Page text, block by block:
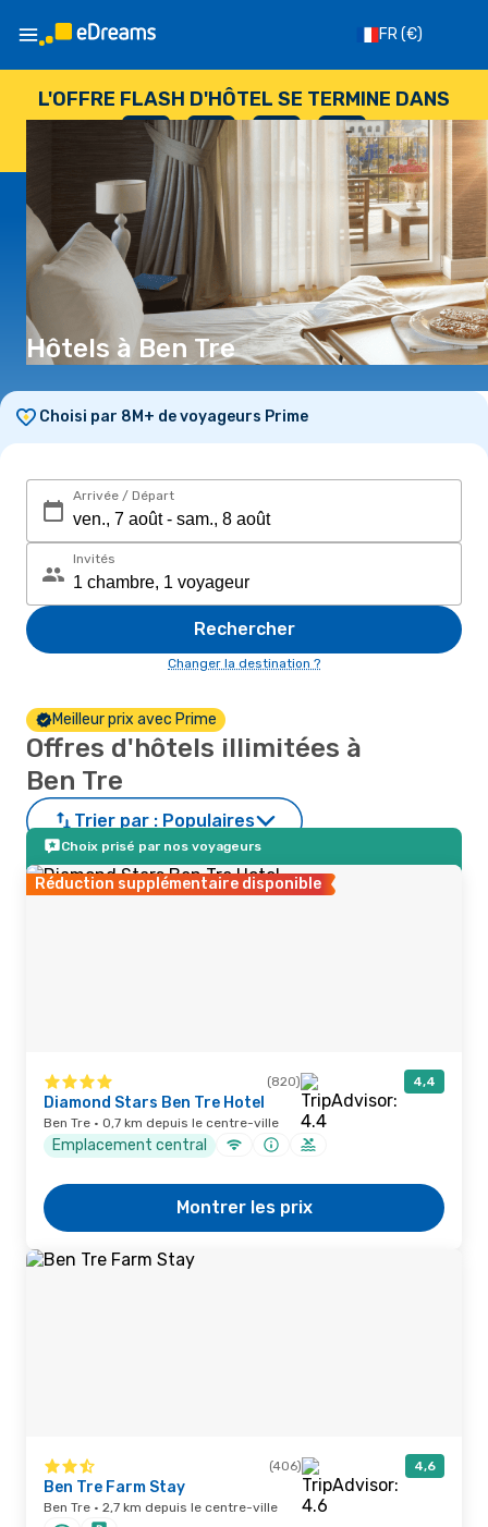
FR(€)
L'OFFRE FLASH D'HÔTEL SE TERMINE DANS
--
JOURS
: --
HEURES
: --
SECONDES
Hôtels à Ben Tre
Choisi par 8M+ de voyageurs Prime
Arrivée / Départ
Invités
Rechercher
Changer la destination ?
Meilleur prix avec Prime
Offres d'hôtels illimitées à
Ben Tre
Trier par : Populaires
Choix prisé par nos voyageurs
Réduction supplémentaire disponible
(820) 4,4
Diamond Stars Ben Tre Hotel
Ben Tre · 0,7 km depuis le centre-ville
Emplacement central
Montrer les prix
(406) 4,6
Ben Tre Farm Stay
Ben Tre · 2,7 km depuis le centre-ville